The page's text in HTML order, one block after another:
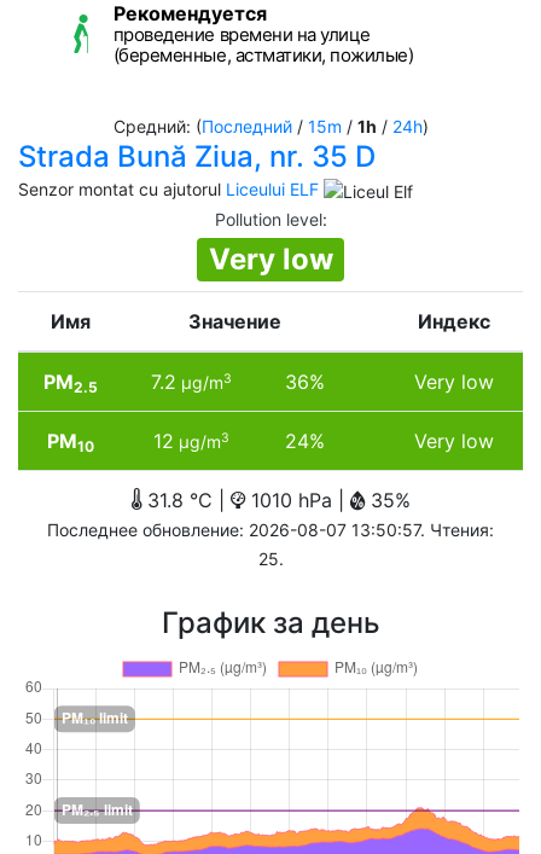
Рекомендуется
проведение времени на улице
(беременные, астматики, пожилые)
Средний: (Последний/ 15m / 1h / 24h)
Strada Bună Ziua, nr. 35 D
Senzor montat cu ajutorul Liceului ELF
Pollution level:
Very low
Имя Значение Индекс
PM2.5 7.2 µg/m3 36% Very low
PM10 12 µg/m3 24% Very low
31.8 °C | 1010 hPa | 35%
Последнее обновление: 2026-08-07 13:50:57. Чтения:
25.
График за день